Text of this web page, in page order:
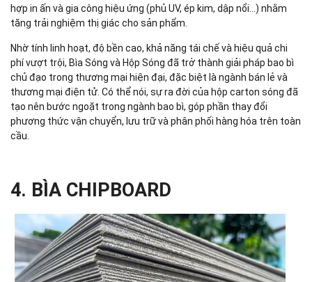
hợp in ấn và gia công hiệu ứng (phủ UV, ép kim, dập nổi…) nhằm
tăng trải nghiệm thị giác cho sản phẩm.
Nhờ tính linh hoạt, độ bền cao, khả năng tái chế và hiệu quả chi
phí vượt trội, Bìa Sóng và Hộp Sóng đã trở thành giải pháp bao bì
chủ đạo trong thương mại hiện đại, đặc biệt là ngành bán lẻ và
thương mại điện tử. Có thể nói, sự ra đời của hộp carton sóng đã
tạo nên bước ngoặt trong ngành bao bì, góp phần thay đổi
phương thức vận chuyển, lưu trữ và phân phối hàng hóa trên toàn
cầu.
4. BÌA CHIPBOARD